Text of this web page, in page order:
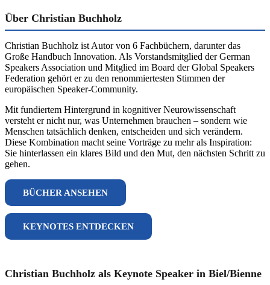
Über Christian Buchholz
Christian Buchholz ist Autor von 6 Fachbüchern, darunter das
Große Handbuch Innovation. Als Vorstandsmitglied der German
Speakers Association und Mitglied im Board der Global Speakers
Federation gehört er zu den renommiertesten Stimmen der
europäischen Speaker-Community.
Mit fundiertem Hintergrund in kognitiver Neurowissenschaft
versteht er nicht nur, was Unternehmen brauchen – sondern wie
Menschen tatsächlich denken, entscheiden und sich verändern.
Diese Kombination macht seine Vorträge zu mehr als Inspiration:
Sie hinterlassen ein klares Bild und den Mut, den nächsten Schritt zu
gehen.
BÜCHER ANSEHEN
KEYNOTES ENTDECKEN
Christian Buchholz als Keynote Speaker in Biel/Bienne